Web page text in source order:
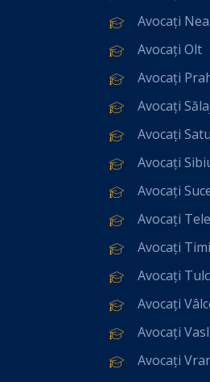
Avocați
Avocați Olt
Avocați
Avocați
Avocați
Avocați
Avocați
Avocați
Avocați
Avocați
Avocați
Avocați
Avocați